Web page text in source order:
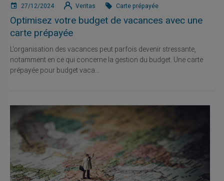
27/12/2024 Veritas Carte prépayée
Optimisez votre budget de vacances avec une
carte prépayée
L'organisation des vacances peut parfois devenir stressante,
notamment en ce qui concerne la gestion du budget. Une carte
prépayée pour budget vaca...